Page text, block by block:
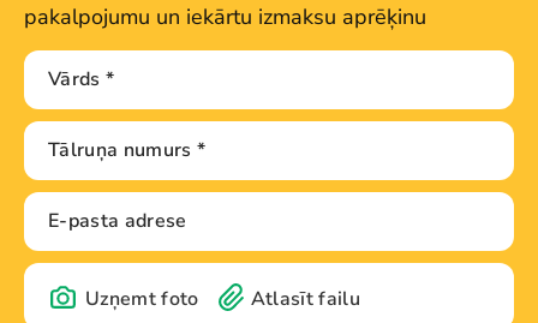
pakalpojumu un iekārtu izmaksu aprēķinu
Uzņemt foto Atlasīt failu